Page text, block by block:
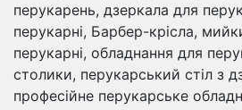
перукарень, дзеркала для
перукарні, Барбер-крісла,
перукарні, обладнання для
столики, перукарський стіл з
професійне перукарське